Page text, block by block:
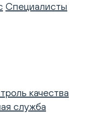
Специалисты
качества
служба